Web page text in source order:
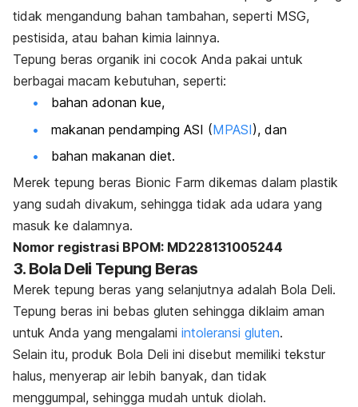
tidak mengandung bahan tambahan, seperti MSG,
pestisida, atau bahan kimia lainnya.
Tepung beras organik ini cocok Anda pakai untuk
berbagai macam kebutuhan, seperti:
bahan adonan kue,
makanan pendamping ASI (MPASI), dan
bahan makanan diet.
Merek tepung beras Bionic Farm dikemas dalam plastik
yang sudah divakum, sehingga tidak ada udara yang
masuk ke dalamnya.
Nomor registrasi BPOM: MD228131005244
3. Bola Deli Tepung Beras
Merek tepung beras yang selanjutnya adalah Bola Deli.
Tepung beras ini bebas gluten sehingga diklaim aman
untuk Anda yang mengalami intoleransi gluten.
Selain itu, produk Bola Deli ini disebut memiliki tekstur
halus, menyerap air lebih banyak, dan tidak
menggumpal, sehingga mudah untuk diolah.